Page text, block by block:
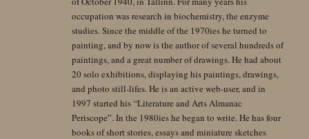
occupation was research in biochemistry, the enzyme
studies. Since the middle of the 1970ies he turned to
painting, and by now is the author of several hundreds of
paintings, and a great number of drawings. He had about
20 solo exhibitions, displaying his paintings, drawings,
and photo still-lifes. He is an active web-user, and in
1997 started his “Literature and Arts Almanac
Periscope”. In the 1980ies he began to write. He has four
books of short stories, essays and miniature sketches